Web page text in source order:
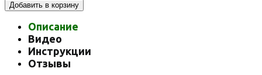
Добавить в корзину
Описание
Видео
Инструкции
Отзывы